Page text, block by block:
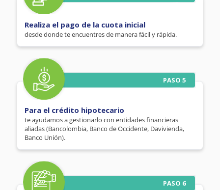
Realiza el pago de la cuota inicial
desde donde te encuentres de manera fácil y rápida.
PASO 5
Para el crédito hipotecario
te ayudamos a gestionarlo con entidades financieras
aliadas (Bancolombia, Banco de Occidente, Davivienda,
Banco Unión).
PASO 6